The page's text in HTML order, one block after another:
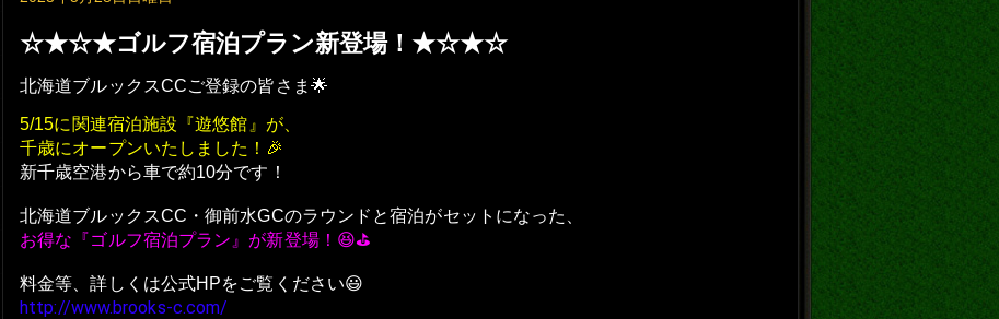
☆★☆★ゴルフ宿泊プラン新登場！★☆★☆
北海道ブルックスCCご登録の皆さま🌟
5/15に関連宿泊施設『遊悠館』が、
千歳にオープンいたしました！🎉
新千歳空港から車で約10分です！
北海道ブルックスCC・御前水GCのラウンドと宿泊がセットになった、
お得な『ゴルフ宿泊プラン』が新登場！😆⛳️
料金等、詳しくは公式HPをご覧ください😃
http://www.brooks-c.com/